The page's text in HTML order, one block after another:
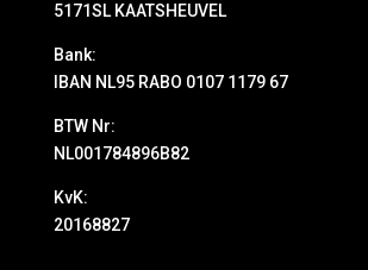
5171SL KAATSHEUVEL
Bank:
IBAN NL95 RABO 0107 1179 67
BTW Nr:
NL001784896B82
KvK:
20168827